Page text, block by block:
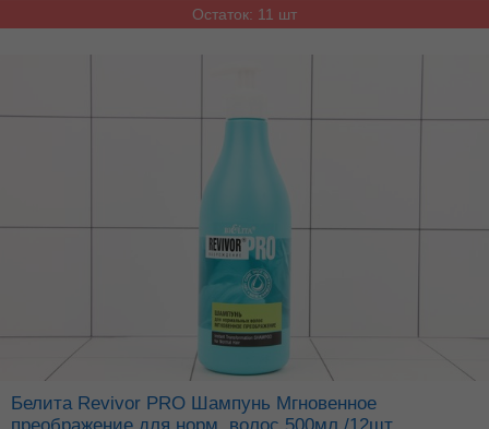
Остаток: 11 шт
Белита Revivor PRO Шампунь Мгновенное
преображение для норм. волос 500мл /12шт